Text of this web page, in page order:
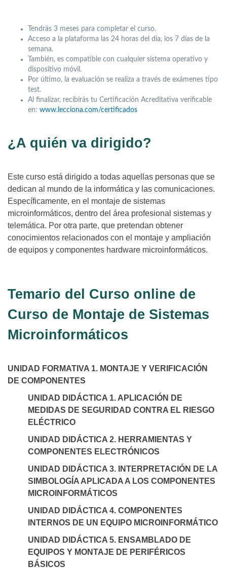
Tendrás 3 meses para completar el curso.
Acceso a la plataforma las 24 horas del día, los 7 días de la
semana.
También, es compatible con cualquier sistema operativo y
dispositivo móvil.
Por último, la evaluación se realiza a través de exámenes tipo
test.
Al finalizar, recibirás tu Certificación Acreditativa verificable
en: www.lecciona.com/certificados
¿A quién va dirigido?
Este curso está dirigido a todas aquellas personas que se
dedican al mundo de la informática y las comunicaciones.
Específicamente, en el montaje de sistemas
microinformáticos, dentro del área profesional sistemas y
telemática. Por otra parte, que pretendan obtener
conocimientos relacionados con el montaje y ampliación
de equipos y componentes hardware microinformáticos.
Temario del Curso online de
Curso de Montaje de Sistemas
Microinformáticos
UNIDAD FORMATIVA 1. MONTAJE Y VERIFICACIÓN
DE COMPONENTES
UNIDAD DIDÁCTICA 1. APLICACIÓN DE
MEDIDAS DE SEGURIDAD CONTRA EL RIESGO
ELÉCTRICO
UNIDAD DIDÁCTICA 2. HERRAMIENTAS Y
COMPONENTES ELECTRÓNICOS
UNIDAD DIDÁCTICA 3. INTERPRETACIÓN DE LA
SIMBOLOGÍA APLICADA A LOS COMPONENTES
MICROINFORMÁTICOS
UNIDAD DIDÁCTICA 4. COMPONENTES
INTERNOS DE UN EQUIPO MICROINFORMÁTICO
UNIDAD DIDÁCTICA 5. ENSAMBLADO DE
EQUIPOS Y MONTAJE DE PERIFÉRICOS
BÁSICOS